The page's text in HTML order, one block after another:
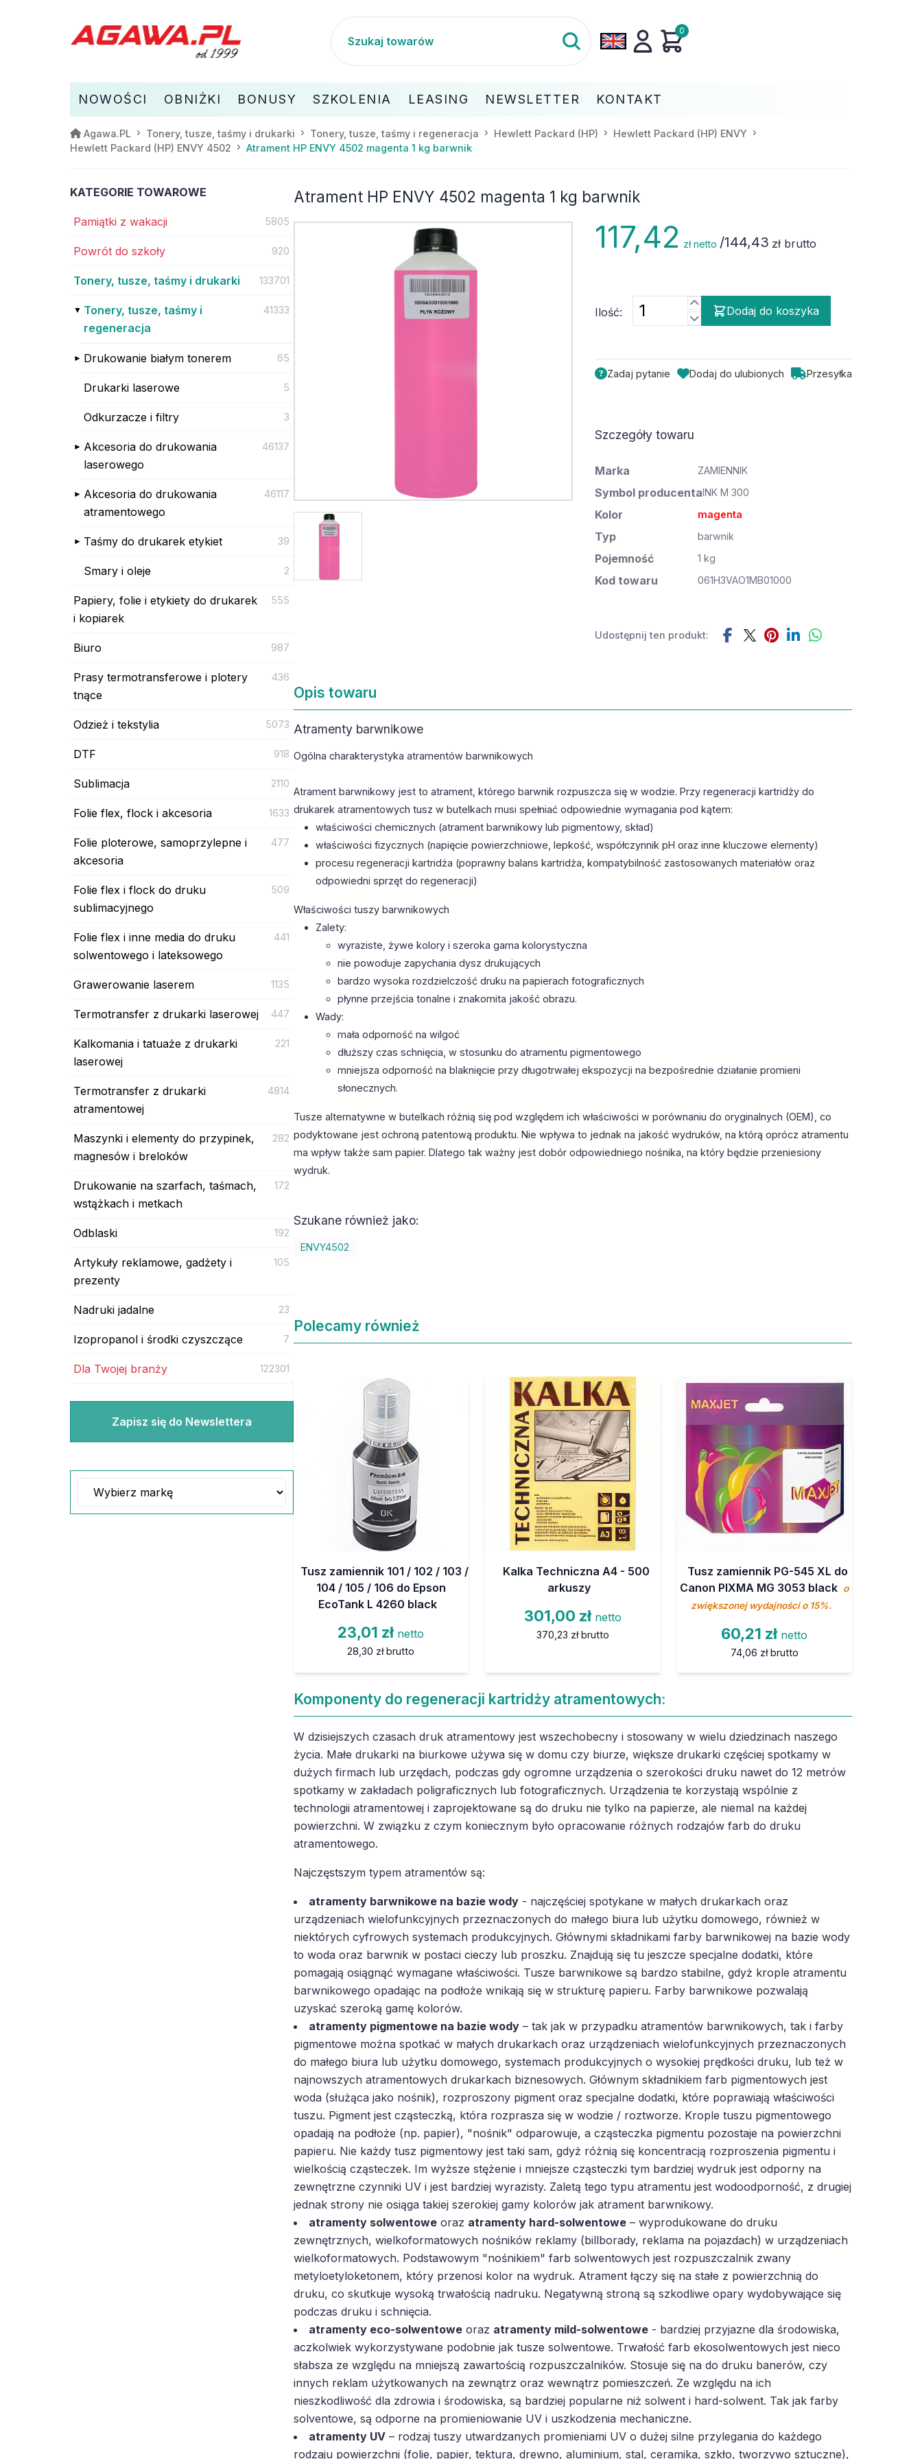
0
NOWOŚCI OBNIŻKI BONUSY SZKOLENIA LEASING NEWSLETTER KONTAKT
Agawa.PL Tonery, tusze, taśmy i drukarki Tonery, tusze, taśmy i regeneracja Hewlett Packard (HP)
Hewlett Packard (HP) ENVY
Hewlett Packard (HP) ENVY 4502
Atrament HP ENVY 4502 magenta 1 kg barwnik
KATEGORIE TOWAROWE
Pamiątki z wakacji 5805
Powrót do szkoły 920
Tonery, tusze, taśmy i drukarki 133701
Tonery, tusze, taśmy i
regeneracja
41333
Drukowanie białym tonerem 65
Drukarki laserowe 5
Odkurzacze i filtry 3
Akcesoria do drukowania
laserowego
46137
Akcesoria do drukowania
atramentowego
46117
Taśmy do drukarek etykiet 39
Smary i oleje 2
Papiery, folie i etykiety do drukarek
i kopiarek
555
Biuro 987
Prasy termotransferowe i plotery
tnące
436
Odzież i tekstylia 5073
DTF 918
Sublimacja 2110
Folie flex, flock i akcesoria 1633
Folie ploterowe, samoprzylepne i
akcesoria
477
Folie flex i flock do druku
sublimacyjnego
509
Folie flex i inne media do druku
solwentowego i lateksowego
441
Grawerowanie laserem 1135
Termotransfer z drukarki laserowej 447
Kalkomania i tatuaże z drukarki
laserowej
221
Termotransfer z drukarki
atramentowej
4814
Maszynki i elementy do przypinek,
magnesów i breloków
282
Drukowanie na szarfach, taśmach,
wstążkach i metkach
172
Odblaski 192
Artykuły reklamowe, gadżety i
prezenty
105
Nadruki jadalne 23
Izopropanol i środki czyszczące 7
Dla Twojej branży 122301
Zapisz się do Newslettera
Atrament HP ENVY 4502 magenta 1 kg barwnik
117,42 zł netto /144,43 zł brutto
Ilość: Dodaj do koszyka
Zadaj pytanie Dodaj do ulubionych Przesyłka
Szczegóły towaru
Marka ZAMIENNIK
Symbol producentaINK M 300
Kolor magenta
Typ barwnik
Pojemność 1 kg
Kod towaru 061H3VAO1MB01000
Udostępnij ten produkt:
Opis towaru
Atramenty barwnikowe
Ogólna charakterystyka atramentów barwnikowych
Atrament barwnikowy jest to atrament, którego barwnik rozpuszcza się w wodzie. Przy regeneracji kartridży do
drukarek atramentowych tusz w butelkach musi spełniać odpowiednie wymagania pod kątem:
właściwości chemicznych (atrament barwnikowy lub pigmentowy, skład)
właściwości fizycznych (napięcie powierzchniowe, lepkość, współczynnik pH oraz inne kluczowe elementy)
procesu regeneracji kartridża (poprawny balans kartridża, kompatybilność zastosowanych materiałów oraz
odpowiedni sprzęt do regeneracji)
Właściwości tuszy barwnikowych
Zalety:
wyraziste, żywe kolory i szeroka gama kolorystyczna
nie powoduje zapychania dysz drukujących
bardzo wysoka rozdzielczość druku na papierach fotograficznych
płynne przejścia tonalne i znakomita jakość obrazu.
Wady:
mała odporność na wilgoć
dłuższy czas schnięcia, w stosunku do atramentu pigmentowego
mniejsza odporność na blaknięcie przy długotrwałej ekspozycji na bezpośrednie działanie promieni
słonecznych.
Tusze alternatywne w butelkach różnią się pod względem ich właściwości w porównaniu do oryginalnych (OEM), co
podyktowane jest ochroną patentową produktu. Nie wpływa to jednak na jakość wydruków, na którą oprócz atramentu
ma wpływ także sam papier. Dlatego tak ważny jest dobór odpowiedniego nośnika, na który będzie przeniesiony
wydruk.
Szukane również jako:
ENVY4502
Polecamy również
Tusz zamiennik 101 / 102 / 103 /
104 / 105 / 106 do Epson
EcoTank L 4260 black
23,01 zł netto
28,30 zł brutto
Kalka Techniczna A4 - 500
arkuszy
301,00 zł netto
370,23 zł brutto
Tusz zamiennik PG-545 XL do
Canon PIXMA MG 3053 black o
zwiększonej wydajności o 15%.
60,21 zł netto
74,06 zł brutto
Komponenty do regeneracji kartridży atramentowych:
W dzisiejszych czasach druk atramentowy jest wszechobecny i stosowany w wielu dziedzinach naszego
życia. Małe drukarki na biurkowe używa się w domu czy biurze, większe drukarki częściej spotkamy w
dużych firmach lub urzędach, podczas gdy ogromne urządzenia o szerokości druku nawet do 12 metrów
spotkamy w zakładach poligraficznych lub fotograficznych. Urządzenia te korzystają wspólnie z
technologii atramentowej i zaprojektowane są do druku nie tylko na papierze, ale niemal na każdej
powierzchni. W związku z czym koniecznym było opracowanie różnych rodzajów farb do druku
atramentowego.
Najczęstszym typem atramentów są:
atramenty barwnikowe na bazie wody- najczęściej spotykane w małych drukarkach oraz
urządzeniach wielofunkcyjnych przeznaczonych do małego biura lub użytku domowego, również w
niektórych cyfrowych systemach produkcyjnych. Głównymi składnikami farby barwnikowej na bazie wody
to woda oraz barwnik w postaci cieczy lub proszku. Znajdują się tu jeszcze specjalne dodatki, które
pomagają osiągnąć wymagane właściwości. Tusze barwnikowe są bardzo stabilne, gdyż krople atramentu
barwnikowego opadając na podłoże wnikają się w strukturę papieru. Farby barwnikowe pozwalają
uzyskać szeroką gamę kolorów.
atramenty pigmentowe na bazie wody– tak jak w przypadku atramentów barwnikowych, tak i farby
pigmentowe można spotkać w małych drukarkach oraz urządzeniach wielofunkcyjnych przeznaczonych
do małego biura lub użytku domowego, systemach produkcyjnych o wysokiej prędkości druku, lub też w
najnowszych atramentowych drukarkach biznesowych. Głównym składnikiem farb pigmentowych jest
woda (służąca jako nośnik), rozproszony pigment oraz specjalne dodatki, które poprawiają właściwości
tuszu. Pigment jest cząsteczką, która rozprasza się w wodzie / roztworze. Krople tuszu pigmentowego
opadają na podłoże (np. papier), "nośnik" odparowuje, a cząsteczka pigmentu pozostaje na powierzchni
papieru. Nie każdy tusz pigmentowy jest taki sam, gdyż różnią się koncentracją rozproszenia pigmentu i
wielkością cząsteczek. Im wyższe stężenie i mniejsze cząsteczki tym bardziej wydruk jest odporny na
zewnętrzne czynniki UV i jest bardziej wyrazisty. Zaletą tego typu atramentu jest wodoodporność, z drugiej
jednak strony nie osiąga takiej szerokiej gamy kolorów jak atrament barwnikowy.
atramenty solwentoweoraz atramenty hard-solwentowe– wyprodukowane do druku
zewnętrznych, wielkoformatowych nośników reklamy (billborady, reklama na pojazdach) w urządzeniach
wielkoformatowych. Podstawowym "nośnikiem" farb solwentowych jest rozpuszczalnik zwany
metyloetyloketonem, który przenosi kolor na wydruk. Atrament łączy się na stałe z powierzchnią do
druku, co skutkuje wysoką trwałością nadruku. Negatywną stroną są szkodliwe opary wydobywające się
podczas druku i schnięcia.
atramenty eco-solwentoweoraz atramenty mild-solwentowe- bardziej przyjazne dla środowiska,
aczkolwiek wykorzystywane podobnie jak tusze solwentowe. Trwałość farb ekosolwentowych jest nieco
słabsza ze względu na mniejszą zawartością rozpuszczalników. Stosuje się na do druku banerów, czy
innych reklam użytkowanych na zewnątrz oraz wewnątrz pomieszczeń. Ze względu na ich
nieszkodliwość dla zdrowia i środowiska, są bardziej popularne niż solwent i hard-solwent. Tak jak farby
solventowe, są odporne na promieniowanie UV i uszkodzenia mechaniczne.
atramenty UV– rodzaj tuszy utwardzanych promieniami UV o dużej silne przylegania do każdego
rodzaju powierzchni (folie, papier, tektura, drewno, aluminium, stal, ceramika, szkło, tworzywo sztuczne),